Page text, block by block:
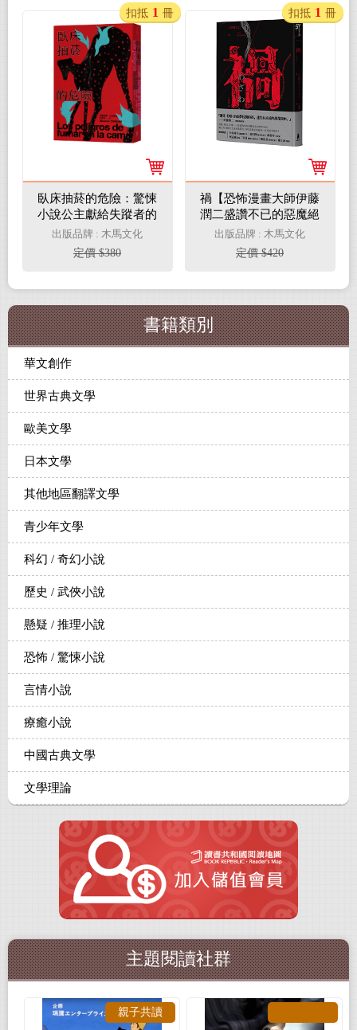
魯」專屬明信片）
臥床抽菸的危險：驚悚
小說公主獻給失蹤者的
安魂曲
出版品牌 : 木馬文化
定價 $380
扣抵 1 冊
禍【恐怖漫畫大師伊藤
潤二盛讚不已的惡魔絕
品】
出版品牌 : 木馬文化
定價 $420
扣抵 1 冊
書籍類別
華文創作
世界古典文學
歐美文學
日本文學
其他地區翻譯文學
青少年文學
科幻 / 奇幻小說
歷史 / 武俠小說
懸疑 / 推理小說
恐怖 / 驚悚小說
言情小說
療癒小說
中國古典文學
文學理論
主題閱讀社群
親子共讀